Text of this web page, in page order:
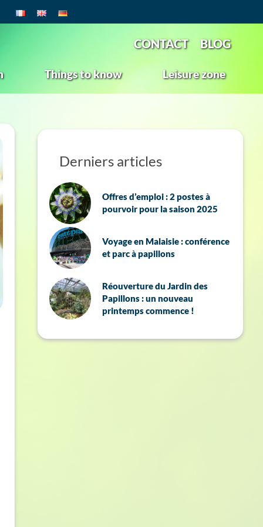
CONTACT BLOG
Things to know Leisure zone
Derniers articles
Offres d’emploi : 2 postes à
pourvoir pour la saison 2025
Voyage en Malaisie : conférence
et parc à papillons
Réouverture du Jardin des
Papillons : un nouveau
printemps commence !